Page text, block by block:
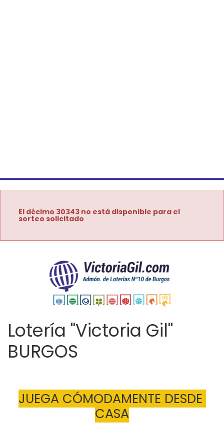
El décimo 30343 no está disponible para el
sorteo solicitado
Lotería "Victoria Gil"
BURGOS
JUEGA CÓMODAMENTE DESDE
CASA